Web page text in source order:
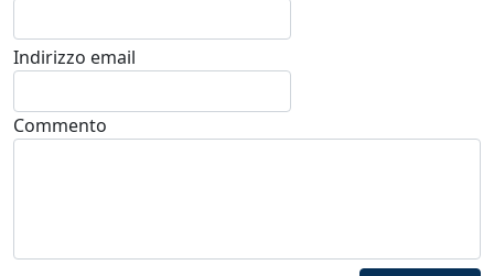
Indirizzo email
Commento